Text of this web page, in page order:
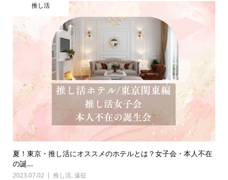
推し活
夏！東京・推し活にオススメのホテルとは？女子会・本人不在
の誕...
2023.07.02 推し活, 遠征